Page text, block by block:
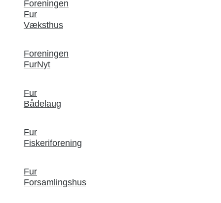
Foreningen
Fur
Væksthus
Foreningen
FurNyt
Fur
Bådelaug
Fur
Fiskeriforening
Fur
Forsamlingshus